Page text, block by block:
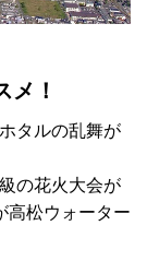
！
タルの乱舞が
の花火大会が
高松ウォーター